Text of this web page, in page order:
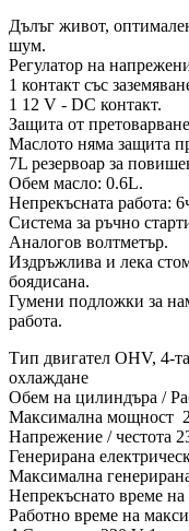
Дълъг живот,
шум.
Регулатор на
1 контакт със
1 12 V - DC контакт.
Защита от
Маслото няма защита
7L резервоар за
Обем масло: 0.6L.
Непрекъсната работа:
Система за ръчно
Аналогов волтметър.
Издръжлива и лека
боядисана.
Гумени подложки за
работа.
Тип двигател OHV, 4-
охлаждане
Обем на цилиндъра /
Максимална мощност
Напрежение / честота
Генерирана
Максимална
Непрекъснато време на
Работно време на